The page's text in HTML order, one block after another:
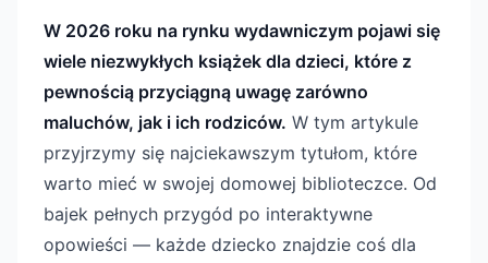
W 2026 roku na rynku wydawniczym pojawi się
wiele niezwykłych książek dla dzieci, które z
pewnością przyciągną uwagę zarówno
maluchów, jak i ich rodziców. W tym artykule
przyjrzymy się najciekawszym tytułom, które
warto mieć w swojej domowej biblioteczce. Od
bajek pełnych przygód po interaktywne
opowieści — każde dziecko znajdzie coś dla